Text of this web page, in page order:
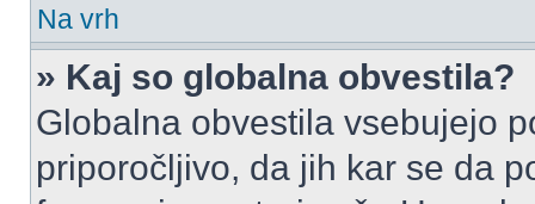
Na vrh
» Kaj so globalna obvestila?
Globalna obvestila vsebujejo
priporočljivo, da jih kar se da